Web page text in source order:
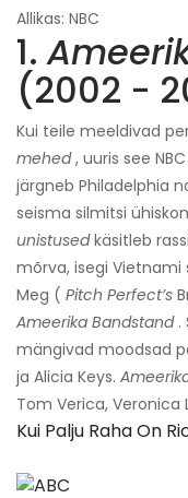
Allikas: NBC
1.
(2002 -
Kui teile meeldivad
mehed, uuris see
järgneb Philadelphia
seisma silmitsi
unistusedkäsitleb
mõrva, isegi
Meg ( Pitch Perfect’s
Ameerika Bandstand.
mängivad moodsad
ja Alicia Keys.
Tom Verica, Veronica
Kui Palju Raha On